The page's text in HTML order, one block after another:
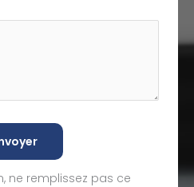
ne remplissez pas ce